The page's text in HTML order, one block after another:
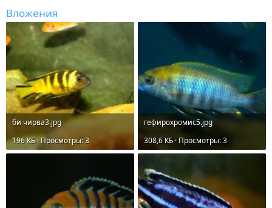
Вложения
би чирва3.jpg
196 КБ · Просмотры: 3
гефирохромис5.jpg
308,6 КБ · Просмотры: 3